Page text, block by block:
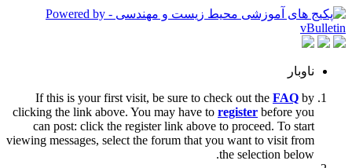
ناوبار
If this is your first visit, be sure to check out the FAQ by
clicking the link above. You may have to register before you
can post: click the register link above to proceed. To start
viewing messages, select the forum that you want to visit from
the selection below.